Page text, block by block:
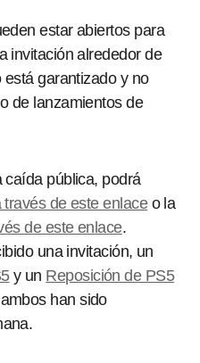
estar abiertos para
invitación alrededor de
está garantizado y no
de lanzamientos de
caída pública, podrá
de este enlaceo la
de este enlace.
una invitación, un
y un Reposición de PS5
han sido